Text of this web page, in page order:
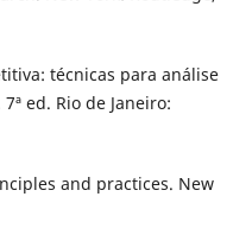
técnicas para análise
ed. Rio de Janeiro:
and practices. New